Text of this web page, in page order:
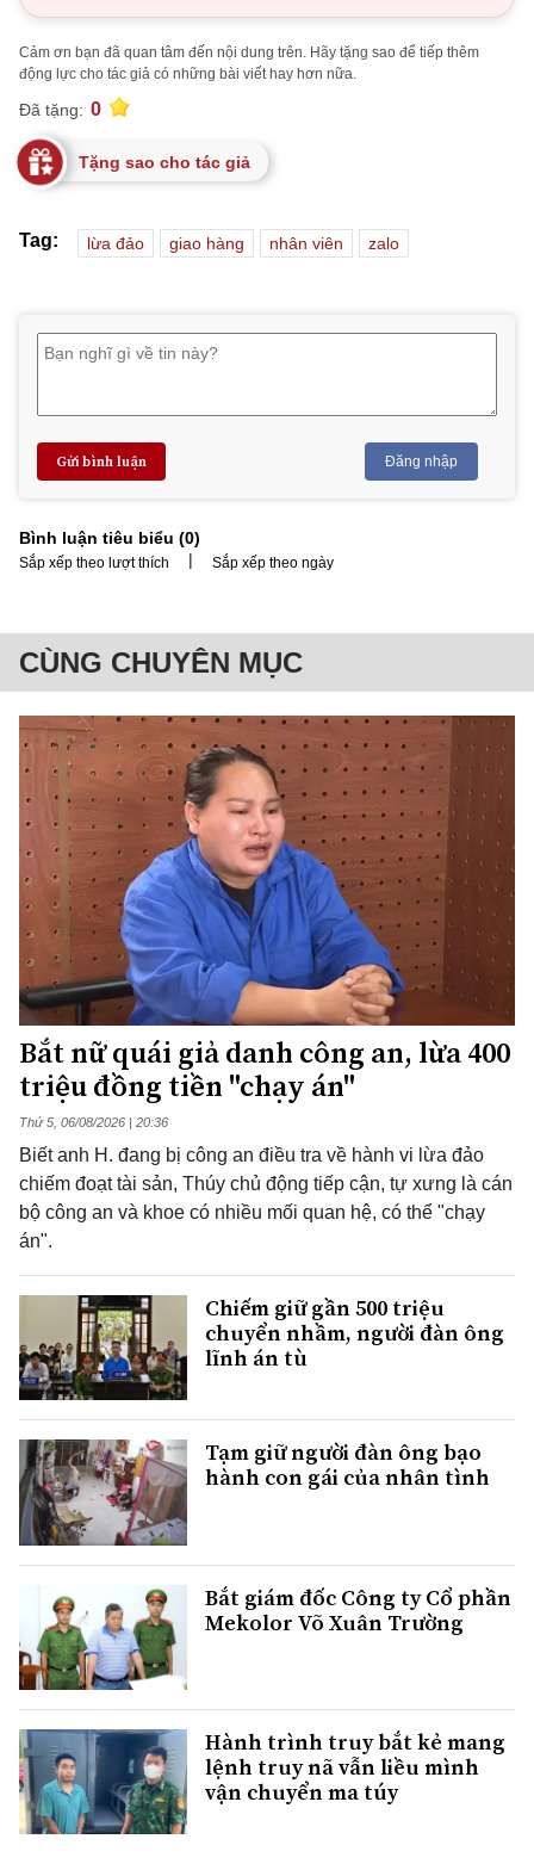
Cảm ơn bạn đã quan tâm đến nội dung trên. Hãy tặng sao để tiếp thêm
động lực cho tác giả có những bài viết hay hơn nữa.
Đã tặng: 0
Tặng sao cho tác giả
Tag: lừa đảo giao hàng nhân viên zalo
Gửi bình luận Đăng nhập
Bình luận tiêu biểu (0)
Sắp xếp theo lượt thích | Sắp xếp theo ngày
CÙNG CHUYÊN MỤC
Bắt nữ quái giả danh công an, lừa 400
triệu đồng tiền "chạy án"
Thứ 5, 06/08/2026 | 20:36
Biết anh H. đang bị công an điều tra về hành vi lừa đảo
chiếm đoạt tài sản, Thúy chủ động tiếp cận, tự xưng là cán
bộ công an và khoe có nhiều mối quan hệ, có thể "chạy
án".
Chiếm giữ gần 500 triệu
chuyển nhầm, người đàn ông
lĩnh án tù
Tạm giữ người đàn ông bạo
hành con gái của nhân tình
Bắt giám đốc Công ty Cổ phần
Mekolor Võ Xuân Trường
Hành trình truy bắt kẻ mang
lệnh truy nã vẫn liều mình
vận chuyển ma túy